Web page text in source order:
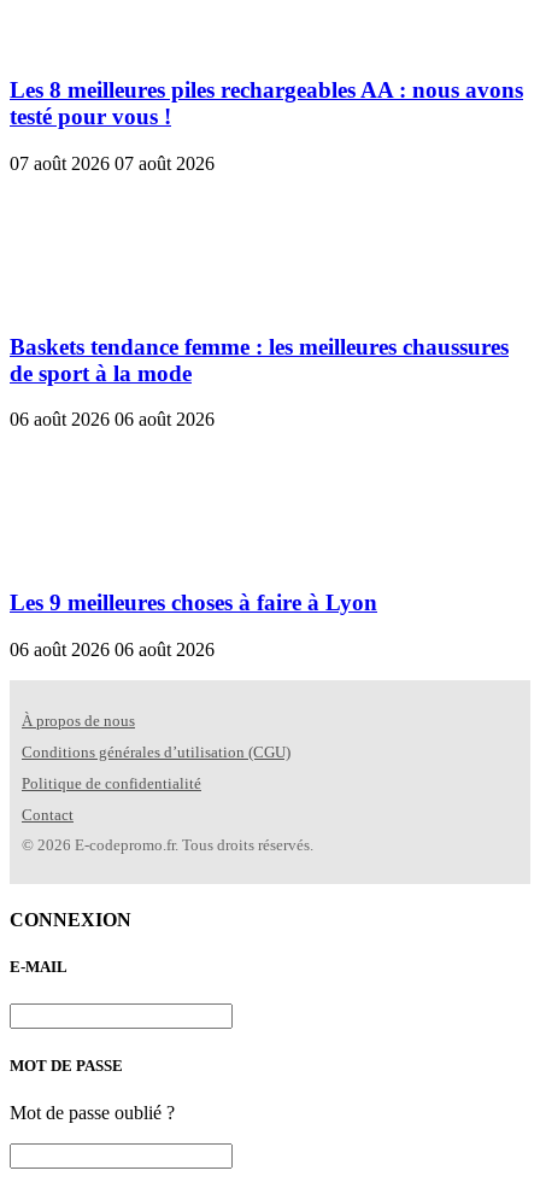
Les 8 meilleures piles rechargeables AA : nous avons
testé pour vous !
07 août 2026 07 août 2026
Baskets tendance femme : les meilleures chaussures
de sport à la mode
06 août 2026 06 août 2026
Les 9 meilleures choses à faire à Lyon
06 août 2026 06 août 2026
À propos de nous
Conditions générales d’utilisation (CGU)
Politique de confidentialité
Contact
© 2026 E-codepromo.fr. Tous droits réservés.
CONNEXION
E-MAIL
MOT DE PASSE
Mot de passe oublié ?